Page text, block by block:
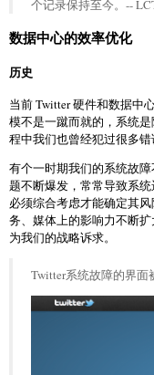
个记录保持至今。--
数据中心的效率优化
历史
当前 Twitter 硬件和数据中
模不是一蹴而就的，系统
程中我们也曾经犯过很多错
有个一时期我们的系统故
题不断爆发，常常导致系
必须综合考虑才能确定其
务、媒体上的影响力不断
为我们的战略诉求。
Twitter系统故障的界面